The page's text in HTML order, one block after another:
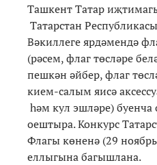
Ташкент Татар
Татарстан
Вәкиллеге ярдәмендә
(рәсем, флаг төсләре
пешкән әйбер, флаг
кием-салым яисә
һәм кул эшләре)
оештыра. Конкурс
Флагы көненә (29
еллыгына багышлана.